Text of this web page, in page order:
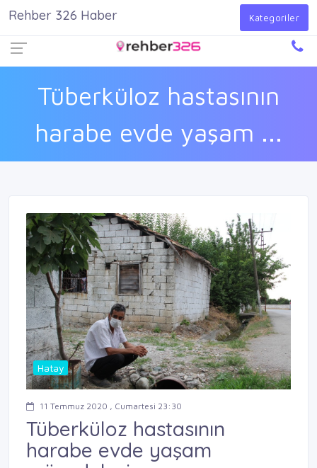
Giriş Yap
Tüberküloz hastasının
harabe evde yaşam ...
Rehber 326 Haber Kategoriler
Hatay
11 Temmuz 2020 , Cumartesi 23:30
Tüberküloz hastasının
harabe evde yaşam